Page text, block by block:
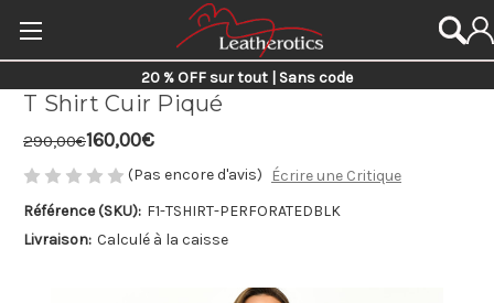
20 % OFF sur tout | Sans code
T Shirt Cuir Piqué
290,00€160,00€
(Pas encore d'avis)
Écrire une Critique
Référence (SKU): F1-TSHIRT-PERFORATEDBLK
Livraison: Calculé à la caisse